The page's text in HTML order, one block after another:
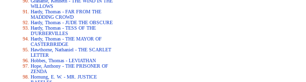
WILLOWS
Hardy, Thomas - FAR FROM THE
MADDING CROWD
Hardy, Thomas - JUDE THE OBSCURE
Hardy, Thomas - TESS OF THE
D'URBERVILLES
Hardy, Thomas - THE MAYOR OF
CASTERBRIDGE
Hawthorne, Nathaniel - THE SCARLET
LETTER
Hobbes, Thomas - LEVIATHAN
Hope, Anthony - THE PRISONER OF
ZENDA
Hornung, E. W. - MR. JUSTICE